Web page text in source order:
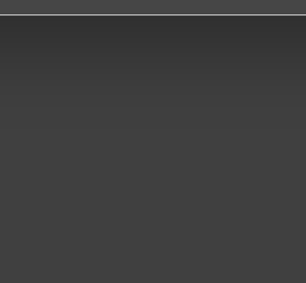
Spa" bietet eine Vielzahl